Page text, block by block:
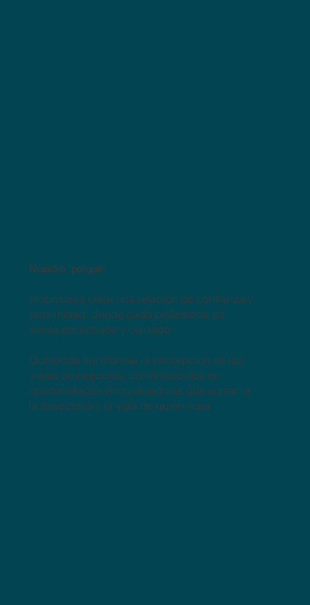
Nuestro "porqué"
Nos mueve crear una relación de confianza y
proximidad, donde cada profesional se
sienta escuchado y cuidado.
Queremos transformar la percepción de los
viajes de negocios, convirtiéndolos en
oportunidades enriquecedoras que suman a
la trayectoria y la vida de quien viaja.